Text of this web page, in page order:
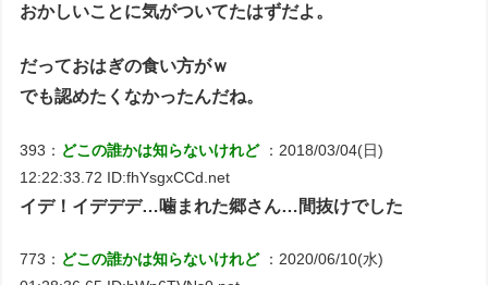
おかしいことに気がついてたはずだよ。
だっておはぎの食い方がｗ
でも認めたくなかったんだね。
393： どこの誰かは知らないけれど ：2018/03/04(日)
12:22:33.72 ID:fhYsgxCCd.net
イデ！イデデデ…噛まれた郷さん…間抜けでした
773： どこの誰かは知らないけれど ：2020/06/10(水)